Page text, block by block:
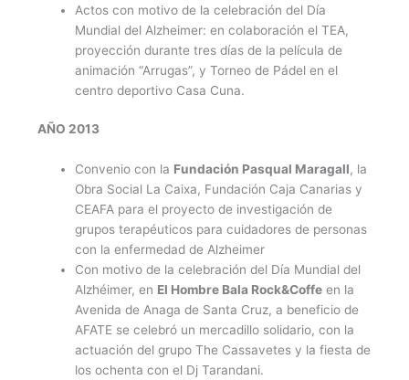
Actos con motivo de la celebración del Día
Mundial del Alzheimer: en colaboración el TEA,
proyección durante tres días de la película de
animación “Arrugas”, y Torneo de Pádel en el
centro deportivo Casa Cuna.
AÑO 2013
Convenio con la Fundación Pasqual Maragall, la
Obra Social La Caixa, Fundación Caja Canarias y
CEAFA para el proyecto de investigación de
grupos terapéuticos para cuidadores de personas
con la enfermedad de Alzheimer
Con motivo de la celebración del Día Mundial del
Alzhéimer, en El Hombre Bala Rock&Coffeen la
Avenida de Anaga de Santa Cruz, a beneficio de
AFATE se celebró un mercadillo solidario, con la
actuación del grupo The Cassavetes y la fiesta de
los ochenta con el Dj Tarandani.